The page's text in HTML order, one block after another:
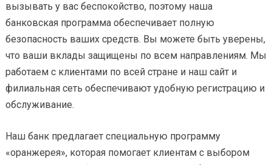
вызывать у вас беспокойство, поэтому наша
банковская программа обеспечивает полную
безопасность ваших средств. Вы можете быть уверены,
что ваши вклады защищены по всем направлениям. Мы
работаем с клиентами по всей стране и наш сайт и
филиальная сеть обеспечивают удобную регистрацию и
обслуживание.
Наш банк предлагает специальную программу
«оранжерея», которая помогает клиентам с выбором